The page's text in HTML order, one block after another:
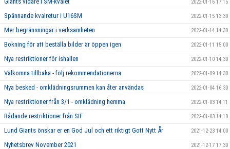
2022-01-16 17:15
Spännande kvalretur i U16SM 2022-01-15 13:30
Mer begränsningar i verksamheten 2022-01-14 14:30
Bokning för att beställa bilder är öppen igen 2022-01-11 15:00
Nya restriktioner för ishallen 2022-01-10 14:30
Välkomna tillbaka - följ rekommendationerna 2022-01-09 14:30
Nya besked - omklädningsrummen kan åter användas 2022-01-04 16:30
Nya restriktioner från 3/1 - omklädning hemma 2022-01-03 14:11
Rådande restriktioner från SIF 2022-01-03 14:10
Lund Giants önskar er en God Jul och ett riktigt Gott Nytt År 2021-12-23 14:00
Nyhetsbrev November 2021 2021-12-17 17:30